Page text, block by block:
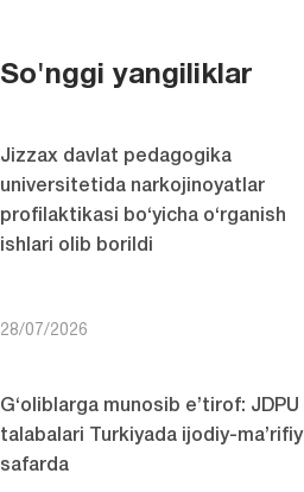
So'nggi yangiliklar
Jizzax davlat pedagogika
universitetida narkojinoyatlar
profilaktikasi bo‘yicha o‘rganish
ishlari olib borildi
28/07/2026
G‘oliblarga munosib e’tirof: JDPU
talabalari Turkiyada ijodiy-ma’rifiy
safarda